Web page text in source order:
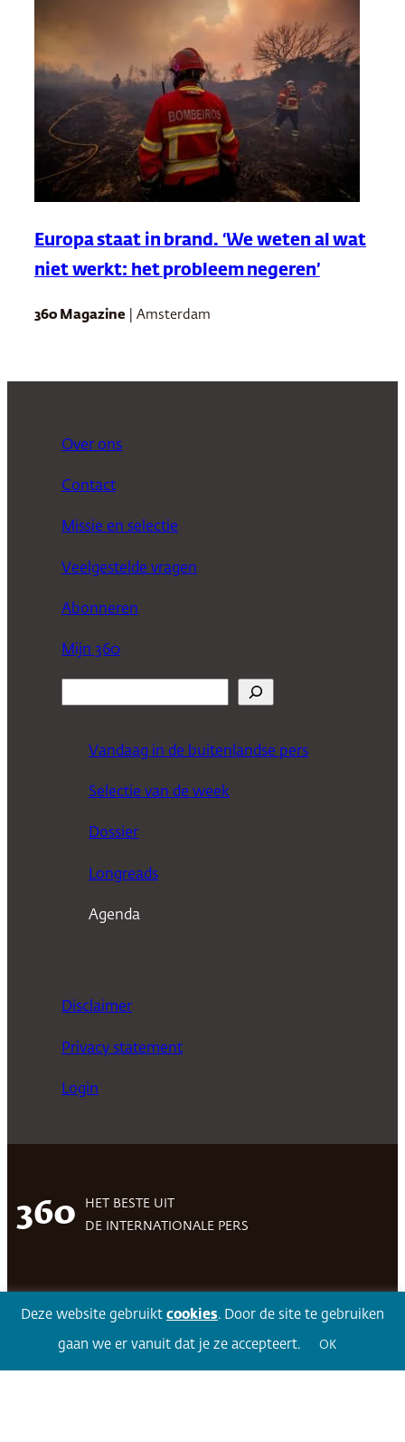
Europa staat in brand. ‘We weten al wat
niet werkt: het probleem negeren’
360 Magazine | Amsterdam
Over ons
Contact
Missie en selectie
Veelgestelde vragen
Abonneren
Mijn 360
Vandaag in de buitenlandse pers
Selectie van de week
Dossier
Longreads
Agenda
Disclaimer
Privacy statement
Login
360
HET BESTE UIT
DE INTERNATIONALE PERS
Volg 360Facebook LinkedIn Twitter
Deze website gebruikt cookies. Door de site te gebruiken
gaan we er vanuit dat je ze accepteert. OK